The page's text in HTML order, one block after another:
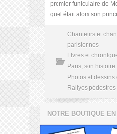
premier funiculaire de
quel était alors son
Chanteurs et
parisiennes
Livres et
Paris, son
Photos et dessins
Rallyes pédestres
NOTRE BOUTIQUE